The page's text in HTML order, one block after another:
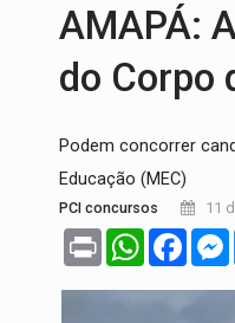
AMAPÁ:
do Corpo
Podem concorrer
Educação (MEC)
PCI concursos 11
Print WhatsApp